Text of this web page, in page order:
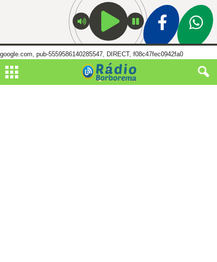
google.com, pub-5559586140285547, DIRECT, f08c47fec0942fa0